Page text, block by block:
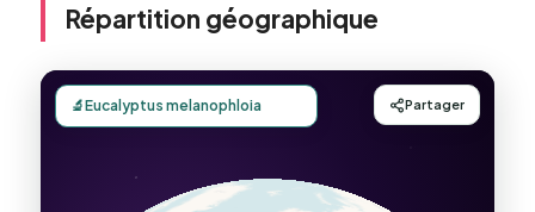
Répartition géographique